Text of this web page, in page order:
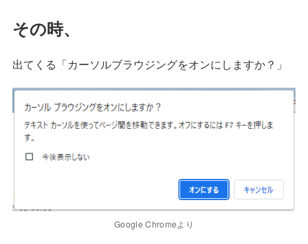
その時、
出てくる「カーソルブラウジングをオンにしますか？」
Google Chromeより